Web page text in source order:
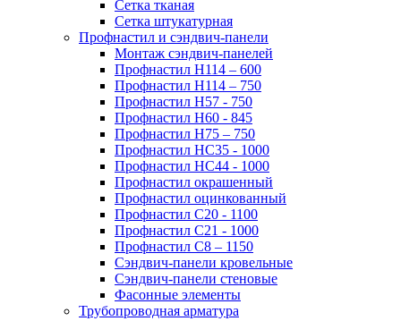
Сетка тканая
Сетка штукатурная
Профнастил и сэндвич-панели
Монтаж сэндвич-панелей
Профнастил Н114 – 600
Профнастил Н114 – 750
Профнастил Н57 - 750
Профнастил Н60 - 845
Профнастил Н75 – 750
Профнастил НС35 - 1000
Профнастил НС44 - 1000
Профнастил окрашенный
Профнастил оцинкованный
Профнастил С20 - 1100
Профнастил С21 - 1000
Профнастил С8 – 1150
Сэндвич-панели кровельные
Сэндвич-панели стеновые
Фасонные элементы
Трубопроводная арматура